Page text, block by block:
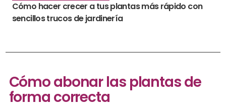
Cómo hacer crecer a tus plantas más rápido con
sencillos trucos de jardinería
Cómo abonar las plantas de
forma correcta